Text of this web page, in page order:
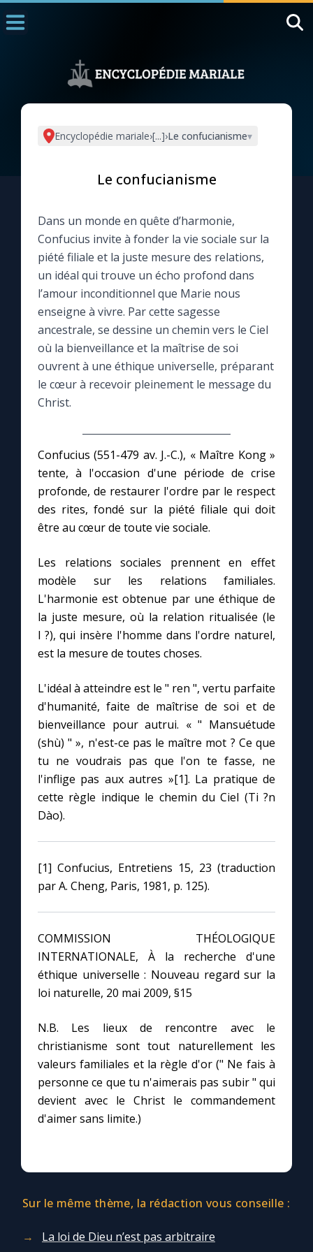
L'actualité de la semaine
La chaîne Youtube
La newsletter
La vidéo de la semaine
Le compte Tiktok
Le magazine
Questions-réponses
Prier au quotidien
L'Évangile chaque jour
Les premiers samedis du mois
Me consacrer à Jésus par Marie
Mes intentions de prière
Une Minute avec Marie
Une neuvaine
À la une
Chapelet pour le monde
Contact
Faire un don
Marie de Nazareth
Encyclopédie mariale›[...]›Le confucianisme▾
Le confucianisme
Dans un monde en quête d’harmonie,
Confucius invite à fonder la vie sociale sur la
piété filiale et la juste mesure des relations,
un idéal qui trouve un écho profond dans
l’amour inconditionnel que Marie nous
enseigne à vivre. Par cette sagesse
ancestrale, se dessine un chemin vers le Ciel
où la bienveillance et la maîtrise de soi
ouvrent à une éthique universelle, préparant
le cœur à recevoir pleinement le message du
Christ.
Confucius (551-479 av. J.-C.), « Maître Kong »
tente, à l'occasion d'une période de crise
profonde, de restaurer l'ordre par le respect
des rites, fondé sur la piété filiale qui doit
être au cœur de toute vie sociale.
Les relations sociales prennent en effet
modèle sur les relations familiales.
L'harmonie est obtenue par une éthique de
la juste mesure, où la relation ritualisée (le
l ?), qui insère l'homme dans l'ordre naturel,
est la mesure de toutes choses.
L'idéal à atteindre est le " ren ", vertu parfaite
d'humanité, faite de maîtrise de soi et de
bienveillance pour autrui. « " Mansuétude
(shù) " », n'est-ce pas le maître mot ? Ce que
tu ne voudrais pas que l'on te fasse, ne
l'inflige pas aux autres »[1]. La pratique de
cette règle indique le chemin du Ciel (Ti ?n
Dào).
[1] Confucius, Entretiens 15, 23 (traduction
par A. Cheng, Paris, 1981, p. 125).
COMMISSION THÉOLOGIQUE
INTERNATIONALE, À la recherche d'une
éthique universelle : Nouveau regard sur la
loi naturelle, 20 mai 2009, §15
N.B. Les lieux de rencontre avec le
christianisme sont tout naturellement les
valeurs familiales et la règle d'or (" Ne fais à
personne ce que tu n'aimerais pas subir " qui
devient avec le Christ le commandement
d'aimer sans limite.)
Sur le même thème, la rédaction vous conseille :
La loi de Dieu n’est pas arbitraire